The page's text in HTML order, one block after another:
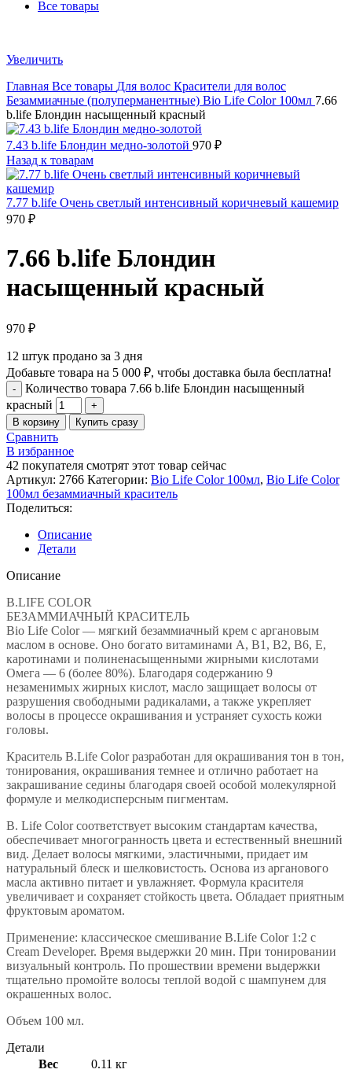
Все товары
Увеличить
Главная Все товары Для волос Красители для волос
Безаммиачные (полуперманентные) Bio Life Color 100мл 7.66
b.life Блондин насыщенный красный
7.43 b.life Блондин медно-золотой 970 ₽
Назад к товарам
7.77 b.life Очень светлый интенсивный коричневый кашемир
970 ₽
7.66 b.life Блондин
насыщенный красный
970 ₽
12 штук продано за 3 дня
Добавьте товара на 5 000 ₽, чтобы доставка была бесплатна!
Количество товара 7.66 b.life Блондин насыщенный
красный
В корзину Купить сразу
Сравнить
В избранное
42 покупателя смотрят этот товар сейчас
Артикул: 2766 Категории: Bio Life Color 100мл, Bio Life Color
100мл безаммиачный краситель
Поделиться:
Описание
Детали
Описание
B.LIFE COLOR
БЕЗАММИАЧНЫЙ КРАСИТЕЛЬ
Bio Life Color — мягкий безаммиачный крем с аргановым
маслом в основе. Оно богато витаминами A, B1, B2, B6, E,
каротинами и полиненасыщенными жирными кислотами
Омега — 6 (более 80%). Благодаря содержанию 9
незаменимых жирных кислот, масло защищает волосы от
разрушения свободными радикалами, а также укрепляет
волосы в процессе окрашивания и устраняет сухость кожи
головы.
Краситель B.Life Color разработан для окрашивания тон в тон,
тонирования, окрашивания темнее и отлично работает на
закрашивание седины благодаря своей особой молекулярной
формуле и мелкодисперсным пигментам.
B. Life Color соответствует высоким стандартам качества,
обеспечивает многогранность цвета и естественный внешний
вид. Делает волосы мягкими, эластичными, придает им
натуральный блеск и шелковистость. Основа из арганового
масла активно питает и увлажняет. Формула красителя
увеличивает и сохраняет стойкость цвета. Обладает приятным
фруктовым ароматом.
Применение: классическое смешивание B.Life Color 1:2 с
Cream Developer. Время выдержки 20 мин. При тонировании
визуальный контроль. По прошествии времени выдержки
тщательно промойте волосы теплой водой с шампунем для
окрашенных волос.
Объем 100 мл.
Детали
Вес
0.11 кг